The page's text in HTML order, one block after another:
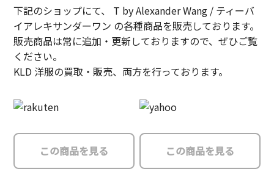
下記のショップにて、 T by Alexander Wang / ティーバ
イアレキサンダーワン の各種商品を販売しております。
販売商品は常に追加・更新しておりますので、ぜひご覧
ください。
KLD 洋服の買取・販売、両方を行っております。
この商品を見る この商品を見る